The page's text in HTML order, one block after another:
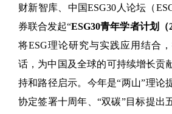
财新智库、中国ESG30人论坛（
券联合发起“ESG30青年学者计划（
将ESG理论研究与实践应用结合
话，为中国及全球的可持续增长贡
持和路径启示。今年是“两山”理论
协定签署十周年、“双碳”目标提出